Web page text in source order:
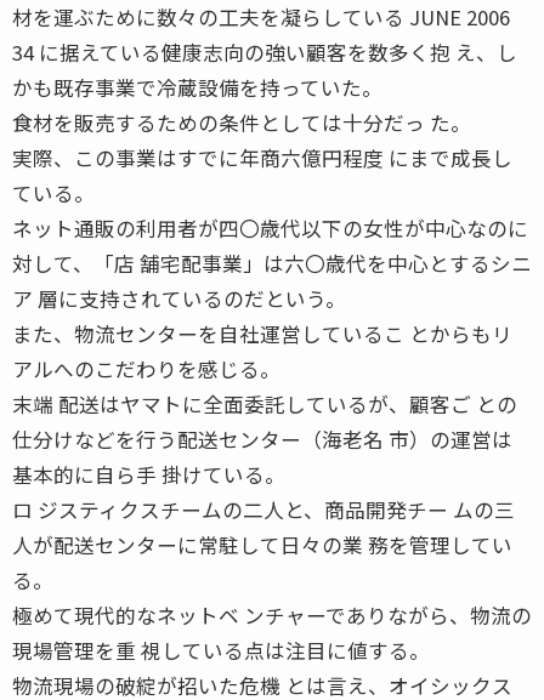
材を運ぶために数々の工夫を凝らしている JUNE 2006
34 に据えている健康志向の強い顧客を数多く抱 え、し
かも既存事業で冷蔵設備を持っていた。
食材を販売するための条件としては十分だっ た。
実際、この事業はすでに年商六億円程度 にまで成長し
ている。
ネット通販の利用者が四〇歳代以下の女性が中心なのに
対して、「店 舗宅配事業」は六〇歳代を中心とするシニ
ア 層に支持されているのだという。
また、物流センターを自社運営しているこ とからもリ
アルへのこだわりを感じる。
末端 配送はヤマトに全面委託しているが、顧客ご との
仕分けなどを行う配送センター（海老名 市）の運営は
基本的に自ら手 掛けている。
ロ ジスティクスチームの二人と、商品開発チー ムの三
人が配送センターに常駐して日々の業 務を管理してい
る。
極めて現代的なネットベ ンチャーでありながら、物流の
現場管理を重 視している点は注目に値する。
物流現場の破綻が招いた危機 とは言え、オイシックス